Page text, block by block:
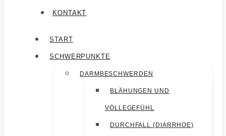
KONTAKT
START
SCHWERPUNKTE
DARMBESCHWERDEN
BLÄHUNGEN UND
VÖLLEGEFÜHL
DURCHFALL (DIARRHOE)